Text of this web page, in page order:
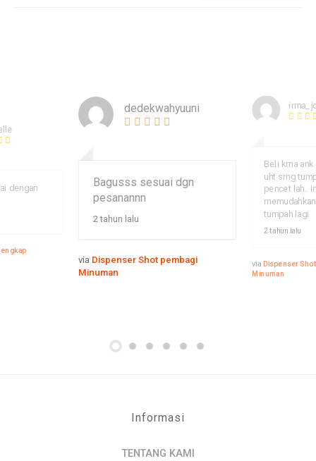
dengan
dedekwahyuuni
Bagusss sesuai dgn
pesanannn
2 tahun lalu
via Dispenser Shot pembagi
Minuman
Beli krna
uht srng
pencet lah..
tumpah lagi
2 tahun lalu
via Dispenser
Minuman
Informasi
TENTANG KAMI